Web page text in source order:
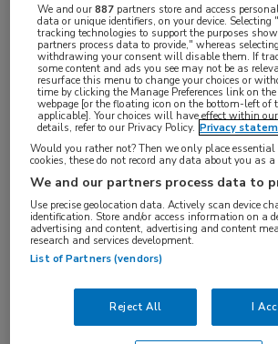
Tijdens de EASD Annual Meeting
organiseert MedNet de 9e editie
ORANJE dinersymposium.
Het ORANJE-diner biedt dé
congresdag uw collega’s te
nieuwste ontwikkelingen te
betekenen deze voor onze praktijk
Deze avond, onder voorzitterschap
inzichten en ontwikkelingen binnen
mellitus. Kortom, weer een boeiende
We and our887 partners store and access
data or unique identifiers, on your device. Selecting
tracking technologies to support the purposes
partners process data to provide," whereas
withdrawing your consent will disable them. If
some content and ads you see may not be as
resurface this menu to change your choices or
time by clicking the Manage Preferences link on
webpage [or the floating icon on the bottom-left of
applicable]. Your choices will have effect within
details, refer to our Privacy Policy. Privacy
Would you rather not? Then we only place
cookies, these do not record any data about you as a
We and our partners process data to
Use precise geolocation data. Actively scan device
identification. Store and/or access information on a
advertising and content, advertising and content
research and services development.
List of Partners (vendors)
Reject All I